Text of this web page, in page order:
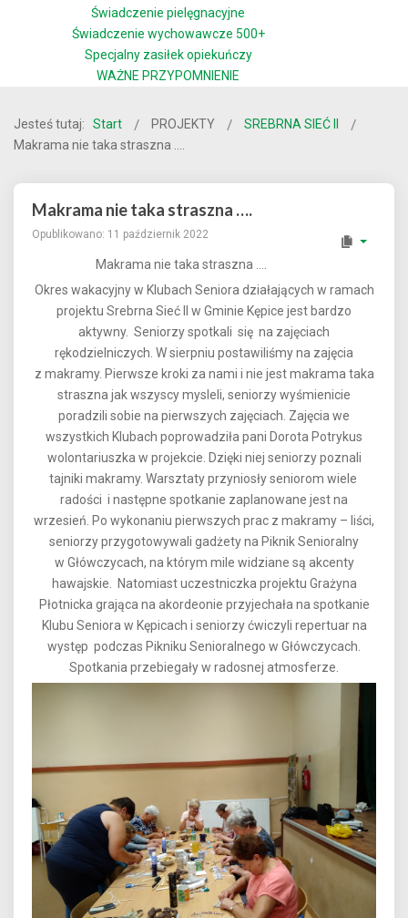
Świadczenie pielęgnacyjne
Świadczenie wychowawcze 500+
Specjalny zasiłek opiekuńczy
WAŻNE PRZYPOMNIENIE
Jesteś tutaj: Start PROJEKTY
SREBRNA SIEĆ II
Makrama nie taka straszna ….
Makrama nie taka straszna ….
Opublikowano: 11 październik 2022
Makrama nie taka straszna ….
Okres wakacyjny w Klubach Seniora działających w ramach
projektu Srebrna Sieć II w Gminie Kępice jest bardzo
aktywny. Seniorzy spotkali się na zajęciach
rękodzielniczych. W sierpniu postawiliśmy na zajęcia
z makramy. Pierwsze kroki za nami i nie jest makrama taka
straszna jak wszyscy mysleli, seniorzy wyśmienicie
poradzili sobie na pierwszych zajęciach. Zajęcia we
wszystkich Klubach poprowadziła pani Dorota Potrykus
wolontariuszka w projekcie. Dzięki niej seniorzy poznali
tajniki makramy. Warsztaty przyniosły seniorom wiele
radości i następne spotkanie zaplanowane jest na
wrzesień. Po wykonaniu pierwszych prac z makramy – liści,
seniorzy przygotowywali gadżety na Piknik Senioralny
w Główczycach, na którym mile widziane są akcenty
hawajskie. Natomiast uczestniczka projektu Grażyna
Płotnicka grająca na akordeonie przyjechała na spotkanie
Klubu Seniora w Kępicach i seniorzy ćwiczyli repertuar na
występ podczas Pikniku Senioralnego w Główczycach.
Spotkania przebiegały w radosnej atmosferze.